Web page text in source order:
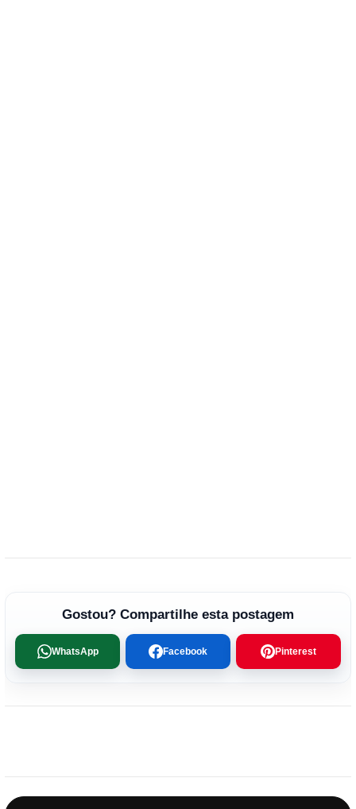
Gostou? Compartilhe esta postagem
WhatsApp Facebook Pinterest